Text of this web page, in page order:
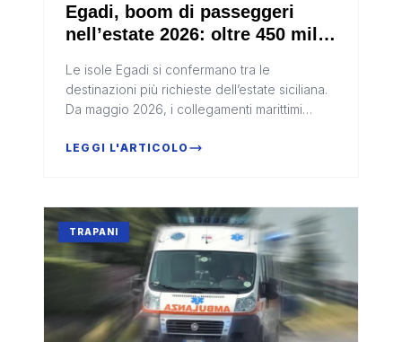
Egadi, boom di passeggeri
nell’estate 2026: oltre 450 mila
Le isole Egadi si confermano tra le
destinazioni più richieste dell’estate siciliana.
Da maggio 2026, i collegamenti marittimi
hanno registrato una crescita de...
LEGGI L'ARTICOLO
TRAPANI